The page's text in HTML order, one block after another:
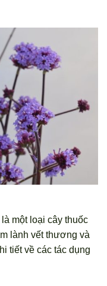
một loại cây thuốc
lành vết thương và
tiết về các tác dụng